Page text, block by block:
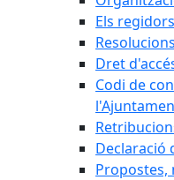
Els regidors
Dret
Codi de
Declaració
Propostes,